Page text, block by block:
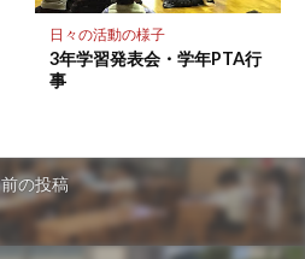
日々の活動の様子
3年学習発表会・学年PTA行
事
前の投稿